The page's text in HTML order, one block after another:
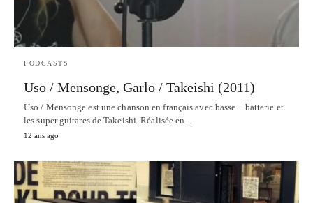
PODCASTS
Uso / Mensonge, Garlo / Takeishi (2011)
Uso / Mensonge est une chanson en français avec basse + batterie et
les super guitares de Takeishi. Réalisée en…
12 ans ago